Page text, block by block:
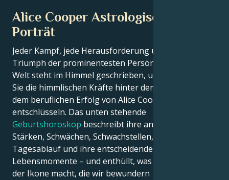
Alice Cooper Astrologisches
Porträt
Jeder Kampf, jede Herausforderung und jeder
Triumph der prominentesten Persönlichkeiten der
Welt steht im Himmel geschrieben, und jetzt können
Sie die himmlischen Kräfte hinter dem Charme und
dem beruflichen Erfolg von Alice Cooper
entschlüsseln. Das unten stehende
Geburtshoroskop beschreibt ihre angeborenen
Stärken, Schwächen, Schwachstellen, ihren
Tagesablauf und ihre entscheidenden
Lebensmomente – und enthüllt, was genau sie zu
der Ikone macht, die wir bewundern